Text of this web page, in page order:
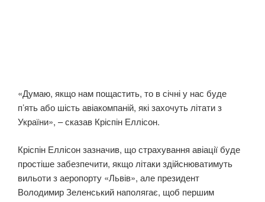
«Думаю, якщо нам пощастить, то в січні у нас буде
п’ять або шість авіакомпаній, які захочуть літати з
України», – сказав Кріспін Еллісон.
Кріспін Еллісон зазначив, що страхування авіації буде
простіше забезпечити, якщо літаки здійснюватимуть
вильоти з аеропорту «Львів», але президент
Володимир Зеленський наполягає, щоб першим